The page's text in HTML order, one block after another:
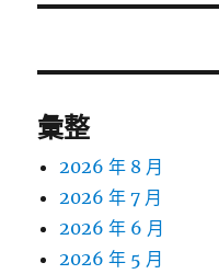
文
彙整
2026 年 8 月
2026 年 7 月
2026 年 6 月
2026 年 5 月